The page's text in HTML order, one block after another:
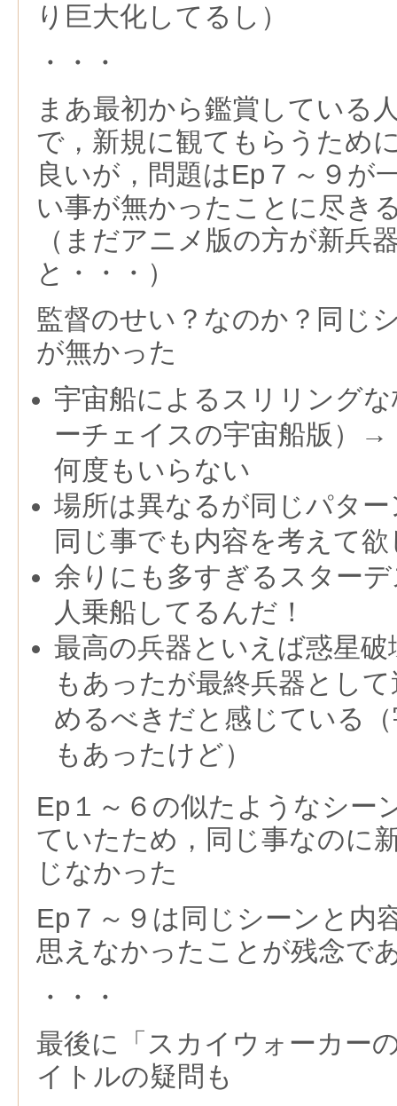
り巨大化してるし）
・・・
まあ最初から鑑賞している
で，新規に観てもらうため
良いが，問題はEp７～９が
い事が無かったことに尽き
（まだアニメ版の方が新兵
と・・・）
監督のせい？なのか？同じ
が無かった
宇宙船によるスリリング
ーチェイスの宇宙船版）→
何度もいらない
場所は異なるが同じパタ
同じ事でも内容を考えて
余りにも多すぎるスター
人乗船してるんだ！
最高の兵器といえば惑星
もあったが最終兵器とし
めるべきだと感じている
もあったけど）
Ep１～６の似たようなシー
ていたため，同じ事なのに
じなかった
Ep７～９は同じシーンと内
思えなかったことが残念で
・・・
最後に「スカイウォーカー
イトルの疑問も